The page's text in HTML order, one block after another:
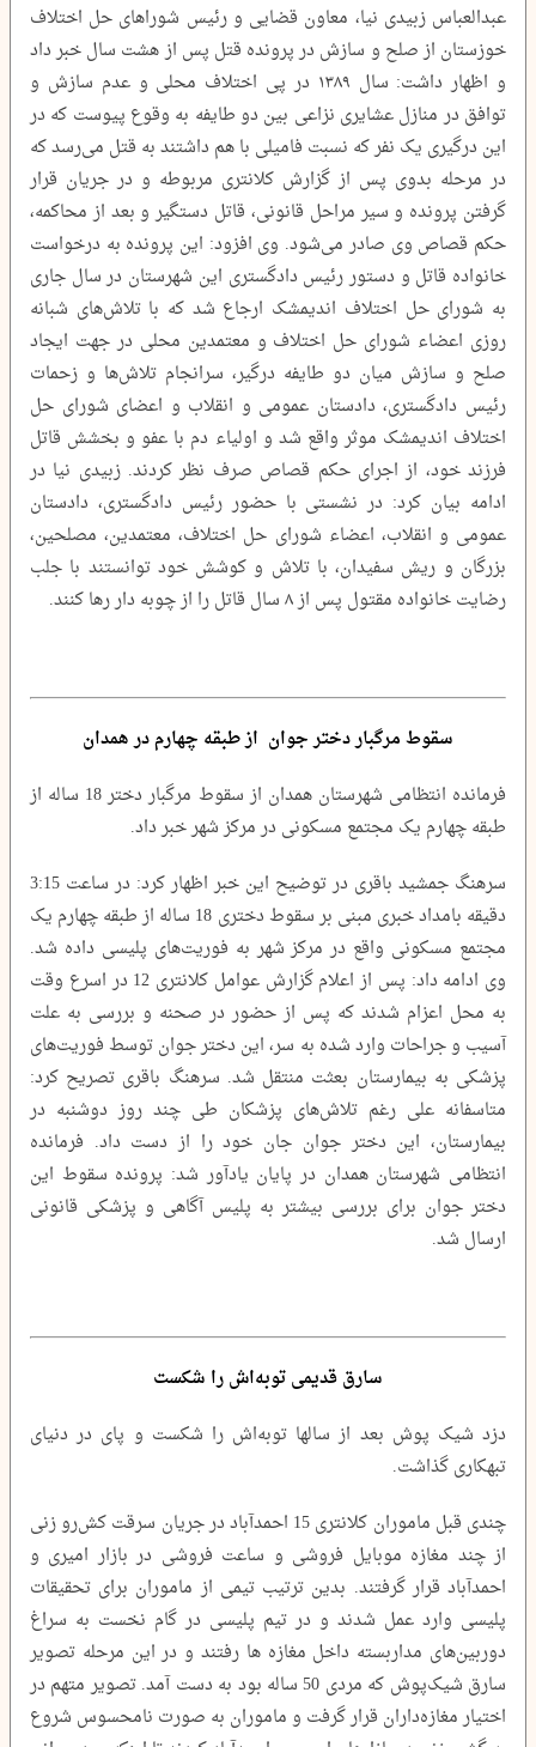
عبدالعباس زبیدی نیا، معاون قضایی و رئیس شورا‌های حل اختلاف
خوزستان از صلح و سازش در پرونده قتل پس از هشت سال خبر داد
و اظهار داشت: سال ۱۳۸۹ در پی اختلاف محلی و عدم سازش و
توافق در منازل عشایری نزاعی بین دو طایفه به وقوع پیوست که در
این درگیری یک نفر که نسبت فامیلی با هم داشتند به قتل می‌رسد که
در مرحله‌ بدوی پس از گزارش کلانتری مربوطه و در جریان قرار
گرفتن پرونده و سیر مراحل قانونی، قاتل دستگیر و بعد از محاکمه،
حکم قصاص وی صادر می‌شود. وی افزود: این پرونده به درخواست
خانواده قاتل و دستور رئیس دادگستری این شهرستان در سال جاری
به شورای حل اختلاف اندیمشک ارجاع شد که با تلاش‌های شبانه
روزی اعضاء شورای حل اختلاف و معتمدین محلی در جهت ایجاد
صلح و سازش میان دو طایفه درگیر، سرانجام تلاش‌ها و زحمات
رئیس دادگستری، دادستان عمومی و انقلاب و اعضای شورای حل
اختلاف اندیمشک موثر واقع شد و اولیاء دم با عفو و بخشش قاتل
فرزند خود، از اجرای حکم قصاص صرف نظر کردند. زبیدی نیا در
ادامه بیان کرد: در نشستی با حضور رئیس دادگستری، دادستان
عمومی و انقلاب، اعضاء شورای حل اختلاف، معتمدین، مصلحین،
بزرگان و ریش سفیدان، با تلاش و کوشش خود توانستند با جلب
رضایت خانواده مقتول پس از ۸ سال قاتل را از چوبه دار رها کنند.
سقوط مرگبار دختر جوان از طبقه چهارم در همدان
فرمانده انتظامی شهرستان همدان از سقوط مرگبار دختر 18 ساله از
طبقه چهارم یک مجتمع مسکونی در مرکز شهر خبر داد.
سرهنگ جمشید باقری در توضیح این خبر اظهار کرد: در ساعت 3:15
دقیقه بامداد خبری مبنی بر سقوط دختری 18 ساله از طبقه چهارم یک
مجتمع مسکونی واقع در مرکز شهر به فوریت‌های پلیسی داده شد.
وی ادامه داد: پس از اعلام گزارش عوامل کلانتری 12 در اسرع وقت
به محل اعزام شدند که پس از حضور در صحنه و بررسی به علت
آسیب و جراحات وارد شده به سر، این دختر جوان توسط فوریت‌های
پزشکی به بیمارستان بعثت منتقل شد. سرهنگ باقری تصریح کرد:
متاسفانه علی رغم تلاش‌های پزشکان طی چند روز دوشنبه در
بیمارستان، این دختر جوان جان خود را از دست داد. فرمانده
انتظامی شهرستان همدان در پایان یادآور شد: پرونده سقوط این
دختر جوان برای بررسی بیشتر به پلیس آگاهی و پزشکی قانونی
ارسال شد.
سارق قدیمی توبه‌اش را شکست
دزد شیک پوش بعد از سالها توبه‌اش را شکست و پای در دنیای
تبهکاری گذاشت.
چندی قبل ماموران کلانتری 15 احمدآباد در جریان سرقت کش‌رو زنی
از چند مغازه موبایل فروشی و ساعت فروشی در بازار امیری و
احمدآباد قرار گرفتند. بدین ترتیب تیمی از ماموران برای تحقیقات
پلیسی وارد عمل شدند و در تیم پلیسی در گام نخست به سراغ
دوربین‌های مداربسته داخل مغازه ها رفتند و در این مرحله تصویر
سارق شیک‌پوش که مردی 50 ساله بود به دست آمد. تصویر متهم در
اختیار مغازه‌داران قرار گرفت و ماموران به صورت نامحسوس شروع